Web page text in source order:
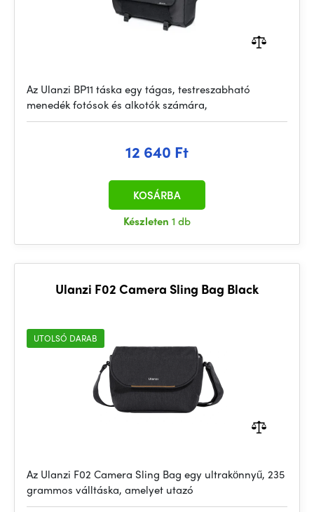
Az Ulanzi BP11 táska egy tágas, testreszabható
menedék fotósok és alkotók számára,
12 640 Ft
Készleten 1 db
KOSÁRBA
Ulanzi F02 Camera Sling Bag Black
UTOLSÓ DARAB
Az Ulanzi F02 Camera Sling Bag egy ultrakönnyű, 235
grammos válltáska, amelyet utazó